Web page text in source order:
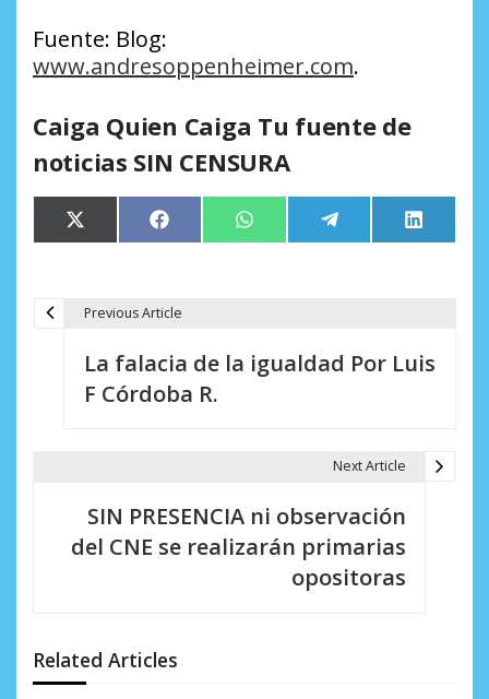
Fuente: Blog:
www.andresoppenheimer.com.
Caiga Quien Caiga Tu fuente de
noticias SIN CENSURA
Compartir
en
X
(Twitter)
Compartir
en
Facebook Compartir
en
WhatsApp Compartir
en
Telegram
en
LinkedIn
ó
n
Previous Article
La falacia de la igualdad Por Luis
F Córdoba R.
Next Article
SIN PRESENCIA ni observación
del CNE se realizarán primarias
opositoras
Related Articles